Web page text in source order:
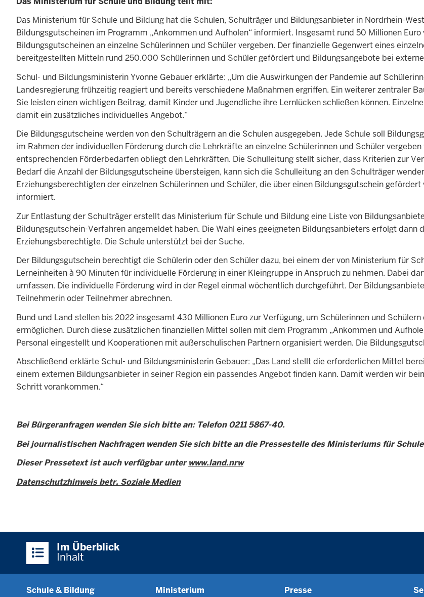
Das Ministerium für Schule und Bildung hat die Schulen, Schulträger und Bildungsanbieter in Nordrhein-
Bildungsgutscheinen im Programm „Ankommen und Aufholen“ informiert. Insgesamt rund 50 Millionen
Bildungsgutscheinen an einzelne Schülerinnen und Schüler vergeben. Der finanzielle Gegenwert eines
bereitgestellten Mitteln rund 250.000 Schülerinnen und Schüler gefördert und Bildungsangebote bei
Schul- und Bildungsministerin Yvonne Gebauer erklärte: „Um die Auswirkungen der Pandemie auf
Landesregierung frühzeitig reagiert und bereits verschiedene Maßnahmen ergriffen. Ein weiterer zentraler
Sie leisten einen wichtigen Beitrag, damit Kinder und Jugendliche ihre Lernlücken schließen können.
damit ein zusätzliches individuelles Angebot.“
Die Bildungsgutscheine werden von den Schulträgern an die Schulen ausgegeben. Jede Schule soll
im Rahmen der individuellen Förderung durch die Lehrkräfte an einzelne Schülerinnen und Schüler
entsprechenden Förderbedarfen obliegt den Lehrkräften. Die Schulleitung stellt sicher, dass Kriterien zur
Bedarf die Anzahl der Bildungsgutscheine übersteigen, kann sich die Schulleitung an den Schulträger
Erziehungsberechtigten der einzelnen Schülerinnen und Schüler, die über einen Bildungsgutschein
informiert.
Zur Entlastung der Schulträger erstellt das Ministerium für Schule und Bildung eine Liste von
Bildungsgutschein-Verfahren angemeldet haben. Die Wahl eines geeigneten Bildungsanbieters erfolgt dann
Erziehungsberechtigte. Die Schule unterstützt bei der Suche.
Der Bildungsgutschein berechtigt die Schülerin oder den Schüler dazu, bei einem der von Ministerium für
Lerneinheiten à 90 Minuten für individuelle Förderung in einer Kleingruppe in Anspruch zu nehmen. Dabei
umfassen. Die individuelle Förderung wird in der Regel einmal wöchentlich durchgeführt. Der
Teilnehmerin oder Teilnehmer abrechnen.
Bund und Land stellen bis 2022 insgesamt 430 Millionen Euro zur Verfügung, um Schülerinnen und
ermöglichen. Durch diese zusätzlichen finanziellen Mittel sollen mit dem Programm „Ankommen und
Personal eingestellt und Kooperationen mit außerschulischen Partnern organisiert werden. Die
Abschließend erklärte Schul- und Bildungsministerin Gebauer: „Das Land stellt die erforderlichen Mittel
einem externen Bildungsanbieter in seiner Region ein passendes Angebot finden kann. Damit werden wir
Schritt vorankommen.“
Bei Bürgeranfragen wenden Sie sich bitte an: Telefon 0211 5867-40.
Bei journalistischen Nachfragen wenden Sie sich bitte an die Pressestelle des Ministeriums für
Dieser Pressetext ist auch verfügbar unterwww.land.nrw
Datenschutzhinweis betr. Soziale Medien
Im Überblick
Inhalt
Schule & Bildung Ministerium Presse